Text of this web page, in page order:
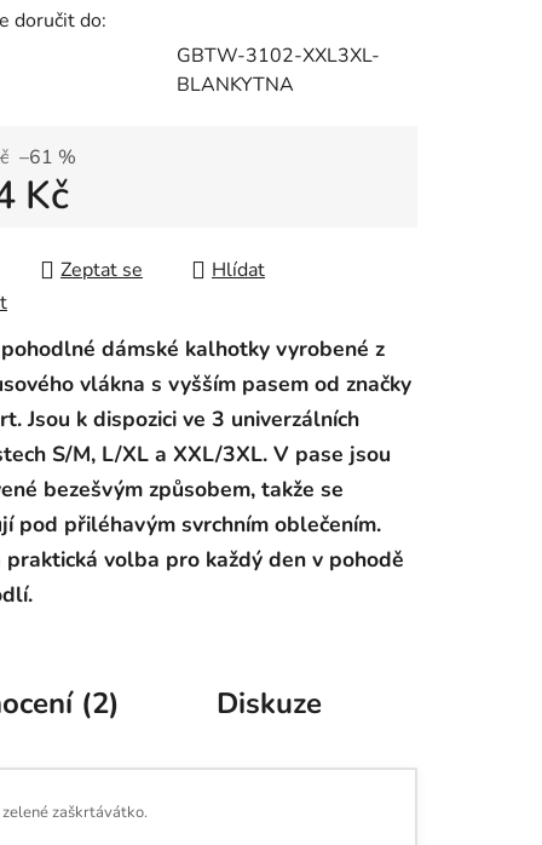
doručit do:
GBTW-3102-XXL3XL-
BLANKYTNA
–61 %
Kč
Zeptat se
Hlídat
dámské kalhotky vyrobené z
vlákna s vyšším pasem od značky
Jsou k dispozici ve 3 univerzálních
S/M, L/XL a XXL/3XL. V pase jsou
bezešvým způsobem, takže se
pod přiléhavým svrchním oblečením.
praktická volba pro každý den v pohodě
(2) Diskuze
zaškrtávátko.